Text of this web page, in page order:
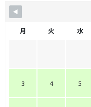
月 火 水
3 4 5